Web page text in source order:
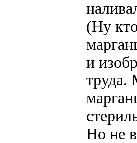
(Ну
и
труда.
Но не